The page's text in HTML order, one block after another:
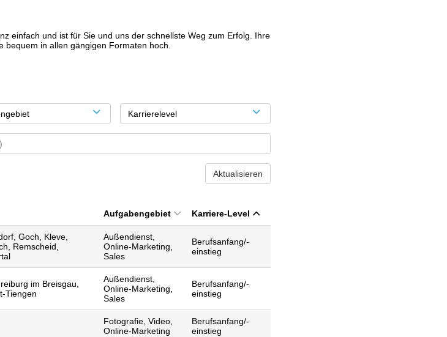
einfach und ist für Sie und uns der schnellste Weg zum Erfolg. Ihre
bequem in allen gängigen Formaten hoch.
Karrierelevel
Aktualisieren
Aufgabengebiet Karriere-Level
Goch, Kleve,
Remscheid,
Außendienst,
Online-Marketing,
Sales
Berufsanfang/-
einstieg
im Breisgau,
Tiengen
Außendienst,
Online-Marketing,
Sales
Berufsanfang/-
einstieg
Fotografie, Video,
Online-Marketing
Berufsanfang/-
einstieg